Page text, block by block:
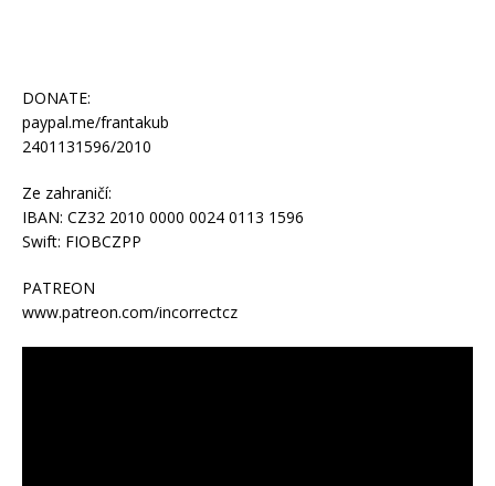
DONATE:
paypal.me/frantakub
2401131596/2010
Ze zahraničí:
IBAN: CZ32 2010 0000 0024 0113 1596
Swift: FIOBCZPP
PATREON
www.patreon.com/incorrectcz